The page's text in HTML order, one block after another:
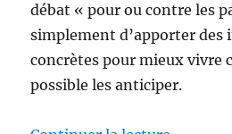
débat « pour ou contre les
simplement d’apporter
concrètes pour mieux vivre
possible les anticiper.